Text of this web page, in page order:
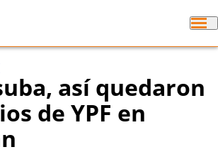
así quedaron
de YPF en